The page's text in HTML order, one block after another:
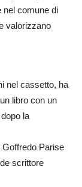
nel comune di
valorizzano
nel cassetto, ha
libro con un
la
Parise
scrittore